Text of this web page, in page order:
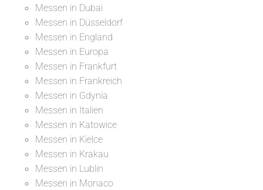
Messen in Dubai
Messen in Düsseldorf
Messen in England
Messen in Europa
Messen in Frankfurt
Messen in Frankreich
Messen in Gdynia
Messen in Italien
Messen in Katowice
Messen in Kielce
Messen in Krakau
Messen in Lublin
Messen in Monaco